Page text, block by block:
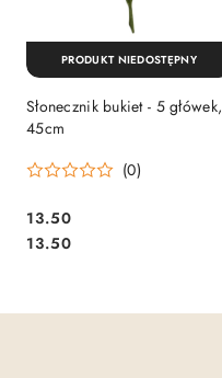
Słonecznik bukiet - 5 główek,
45cm
(0)
Cena:
13.50
Cena:
13.50
PRODUKT NIEDOSTĘPNY